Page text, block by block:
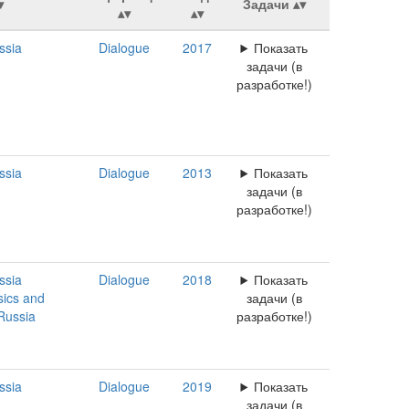
Задачи
Dialogue 2017
Показать
задачи (в
разработке!)
Dialogue 2013
Показать
задачи (в
разработке!)
and
Dialogue 2018
Показать
задачи (в
разработке!)
Dialogue 2019
Показать
задачи (в